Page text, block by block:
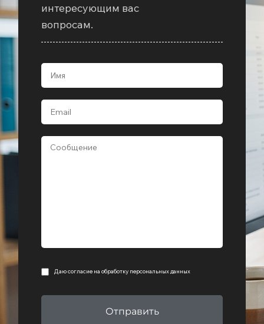
интересующим вас
вопросам.
Даю согласие на обработку персональных данных
Отправить